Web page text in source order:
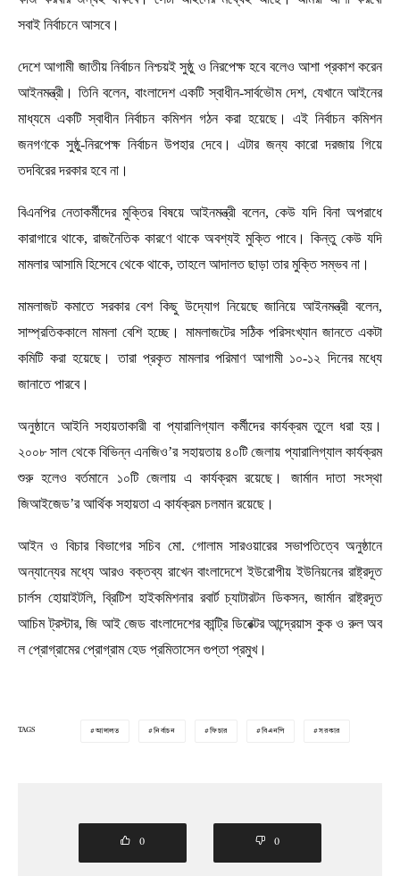
সবাই নির্বাচনে আসবে।
দেশে আগামী জাতীয় নির্বাচন নিশ্চয়ই সুষ্ঠু ও নিরপেক্ষ হবে বলেও আশা প্রকাশ করেন
আইনমন্ত্রী। তিনি বলেন, বাংলাদেশ একটি স্বাধীন-সার্বভৌম দেশ, যেখানে আইনের
মাধ্যমে একটি স্বাধীন নির্বাচন কমিশন গঠন করা হয়েছে। এই নির্বাচন কমিশন
জনগণকে সুষ্ঠু-নিরপেক্ষ নির্বাচন উপহার দেবে। এটার জন্য কারো দরজায় গিয়ে
তদবিরের দরকার হবে না।
বিএনপির নেতাকর্মীদের মুক্তির বিষয়ে আইনমন্ত্রী বলেন, কেউ যদি বিনা অপরাধে
কারাগারে থাকে, রাজনৈতিক কারণে থাকে অবশ্যই মুক্তি পাবে। কিন্তু কেউ যদি
মামলার আসামি হিসেবে থেকে থাকে, তাহলে আদালত ছাড়া তার মুক্তি সম্ভব না।
মামলাজট কমাতে সরকার বেশ কিছু উদ্যোগ নিয়েছে জানিয়ে আইনমন্ত্রী বলেন,
সাম্প্রতিককালে মামলা বেশি হচ্ছে। মামলাজটের সঠিক পরিসংখ্যান জানতে একটা
কমিটি করা হয়েছে। তারা প্রকৃত মামলার পরিমাণ আগামী ১০-১২ দিনের মধ্যে
জানাতে পারবে।
অনুষ্ঠানে আইনি সহায়তাকারী বা প্যারালিগ্যাল কর্মীদের কার্যক্রম তুলে ধরা হয়।
২০০৮ সাল থেকে বিভিন্ন এনজিও’র সহায়তায় ৪০টি জেলায় প্যারালিগ্যাল কার্যক্রম
শুরু হলেও বর্তমানে ১০টি জেলায় এ কার্যক্রম রয়েছে। জার্মান দাতা সংস্থা
জিআইজেড’র আর্থিক সহায়তা এ কার্যক্রম চলমান রয়েছে।
আইন ও বিচার বিভাগের সচিব মো. গোলাম সারওয়ারের সভাপতিত্বে অনুষ্ঠানে
অন্যান্যের মধ্যে আরও বক্তব্য রাখেন বাংলাদেশে ইউরোপীয় ইউনিয়নের রাষ্ট্রদূত
চার্লস হোয়াইটলি, ব্রিটিশ হাইকমিশনার রবার্ট চ্যাটারটন ডিকসন, জার্মান রাষ্ট্রদূত
আচিম ট্রস্টার, জি আই জেড বাংলাদেশের কান্ট্রি ডিরেক্টর আন্দ্রেয়াস কুক ও রুল অব
ল প্রোগ্রামের প্রোগ্রাম হেড প্রমিতাসেন গুপ্তা প্রমুখ।
TAGS আদালত নির্বাচন ফিচার বিএনপি সরকার
0 0